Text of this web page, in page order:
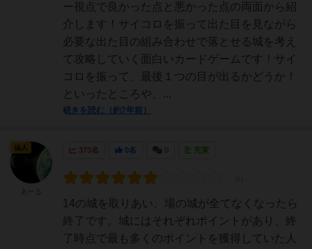
ー視点で良かった点と悪かった点の両面から紹
介します！サイコロを振って出た目を見ながら
必要な出た目の組み合わせで落とせる城を考え
て攻略していく面白いカードゲームです！サイ
コロを振って、最後１つの目が出るかどうか！
といったところや、...
続きを読む（約7年前）
373名 0名 充実
14の城を取りあい、場の城が全てなくなったら
終了です。城にはそれぞれポイントがあり、終
了時点で最も多くのポイントを獲得していた人
仙人